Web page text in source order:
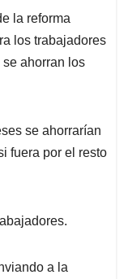
la reforma
los trabajadores
ahorran los
se ahorrarían
fuera por el resto
a la